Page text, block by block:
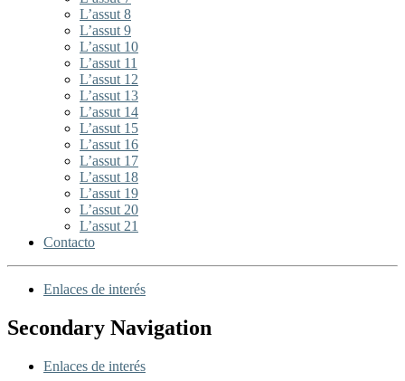
L’assut 8
L’assut 9
L’assut 10
L’assut 11
L’assut 12
L’assut 13
L’assut 14
L’assut 15
L’assut 16
L’assut 17
L’assut 18
L’assut 19
L’assut 20
L’assut 21
Contacto
Enlaces de interés
Secondary Navigation
Enlaces de interés